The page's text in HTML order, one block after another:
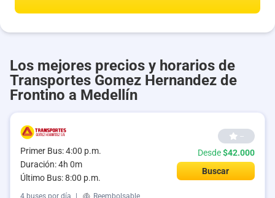
Los mejores precios y horarios de
Transportes Gomez Hernandez de
Frontino a Medellín
Primer Bus: 4:00 p.m.
Duración: 4h 0m
Último Bus: 8:00 p.m.
--
Desde$42.000
Buscar
4 buses por día Reembolsable